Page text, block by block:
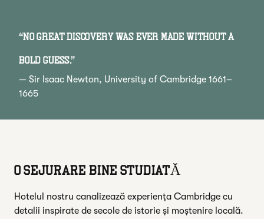
“No great discovery was ever made without a
bold guess.”
— Sir Isaac Newton, University of Cambridge 1661–
1665
O SEJURARE BINE STUDIATĂ
Hotelul nostru canalizează experiența Cambridge cu
detalii inspirate de secole de istorie și moștenire locală.